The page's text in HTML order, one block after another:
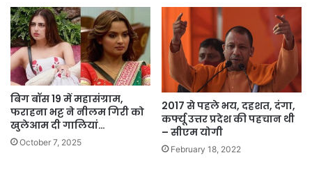
बिग बॉस 19 में महासंग्राम,
फराहना भट्ट ने नीलम गिरी को
खुलेआम दी गालियां…
October 7, 2025
2017 से पहले भय, दहशत, दंगा,
कर्फ्यू उत्तर प्रदेश की पहचान थी
– सीएम योगी
February 18, 2022